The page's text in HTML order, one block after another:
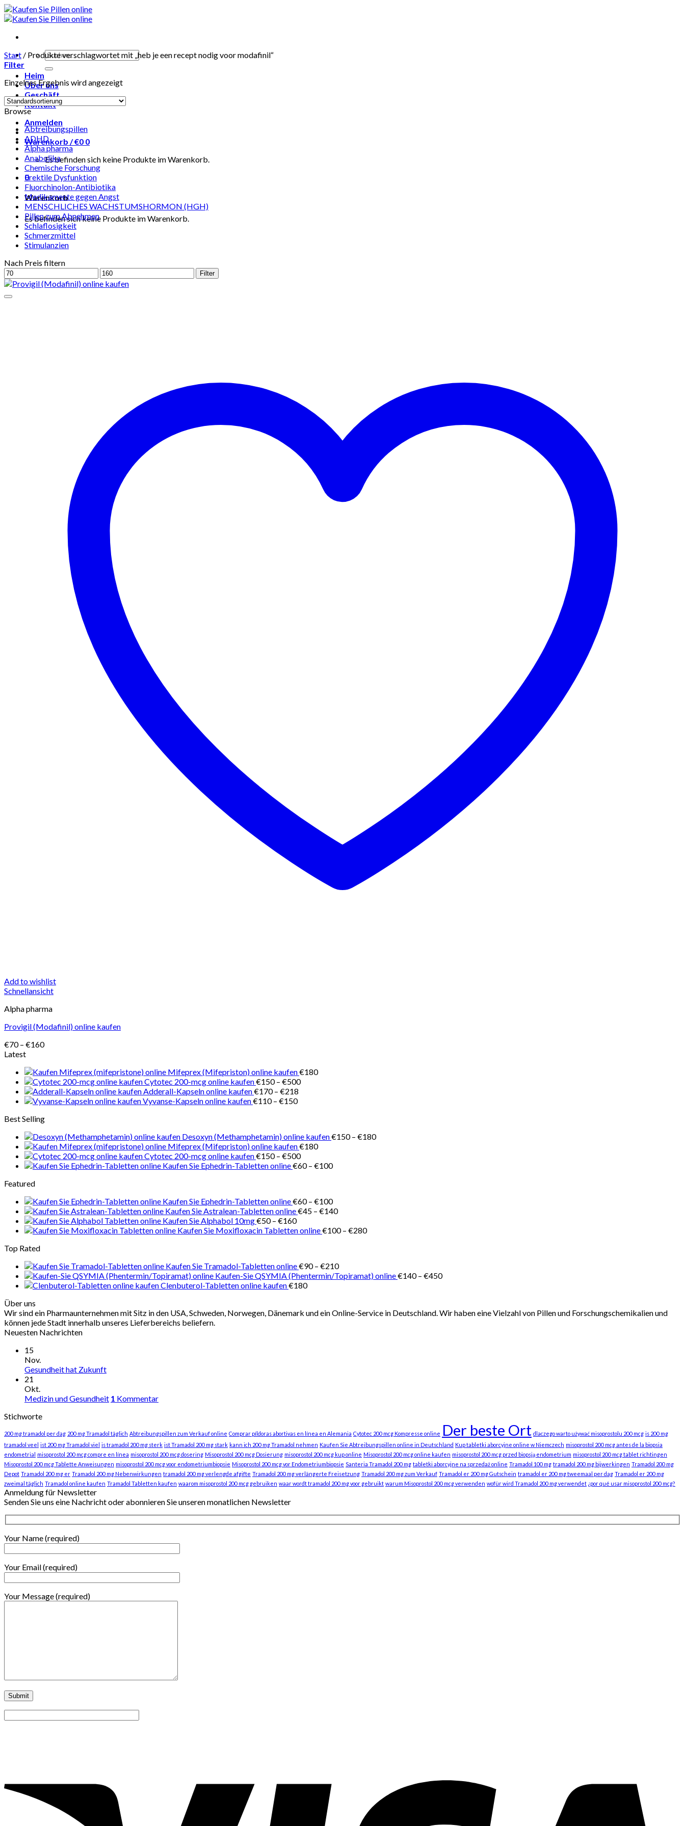
Skip
to
Suchen
nach:
Heim
Über uns
Geschäft
Kontakt
Anmelden
Warenkorb /€0 0
Es befinden sich keine Produkte im Warenkorb.
0
Warenkorb
Es befinden sich keine Produkte im Warenkorb.
Start / Produkte verschlagwortet mit „heb je een recept nodig voor modafinil“
Filter
Einzelnes Ergebnis wird angezeigt
Browse
Abtreibungspillen
ADHD
Alpha pharma
Anabolika
Chemische Forschung
Erektile Dysfunktion
Fluorchinolon-Antibiotika
Medikamente gegen Angst
MENSCHLICHES WACHSTUMSHORMON (HGH)
Pillen zum Abnehmen
Schlaflosigkeit
Schmerzmittel
Stimulanzien
Nach Preis filtern
Min.
Preis
Max.
Preis
Filter
Add to wishlist
Schnellansicht
Alpha pharma
Provigil (Modafinil) online kaufen
€70 – €160Preisspanne:
€160
Latest
Mifeprex (Mifepriston) online kaufen€180
Cytotec 200-mcg online kaufen€150 – €500Preisspanne:
Adderall-Kapseln online kaufen€170 – €218
Vyvanse-Kapseln online kaufen€110 – €150Preisspanne:
Best Selling
Desoxyn (Methamphetamin) online kaufen€150 – €180Preisspanne:
Mifeprex (Mifepriston) online kaufen€180
Cytotec 200-mcg online kaufen€150 – €500Preisspanne:
€150
Kaufen Sie Ephedrin-Tabletten online€60 – €100Preisspanne:
Featured
Kaufen Sie Ephedrin-Tabletten online€60 – €100Preisspanne:
€60
€100
Kaufen Sie Astralean-Tabletten online€45 – €140Preisspanne:
bis
Kaufen Sie Alphabol 10mg€50 – €160Preisspanne:
€50
Kaufen Sie Moxifloxacin Tabletten online€100 – €280Preisspanne:
Top Rated
Kaufen Sie Tramadol-Tabletten online€90 – €210Preisspanne:
€90
Kaufen-Sie QSYMIA (Phentermin/Topiramat) online€140 – €450Preisspanne:
Clenbuterol-Tabletten online kaufen€180
Über uns
Wir sind ein Pharmaunternehmen mit Sitz in den USA, Schweden, Norwegen, Dänemark und ein Online-Service in Deutschland. Wir haben eine Vielzahl von Pillen und Forschungschemikalien und
können jede Stadt innerhalb unseres Lieferbereichs beliefern.
Neuesten Nachrichten
15
Nov.
Gesundheit hat Zukunft
21
Okt.
Medizin und Gesundheit 1 Kommentar
Stichworte
200 mg tramadol per dag 200 mg Tramadol täglich Abtreibungspillen zum Verkauf online Comprar píldoras abortivas en línea en Alemania Cytotec 200 mcg Kompresse online Der beste Ort dlaczego warto używać misoprostolu 200 mcg is 200 mg
tramadol veel ist 200 mg Tramadol viel is tramadol 200 mg sterk ist Tramadol 200 mg stark kann ich 200 mg Tramadol nehmen Kaufen Sie Abtreibungspillen online in Deutschland Kup tabletki aborcyjne online w Niemczech misoprostol 200 mcg antes de la biopsia
endometrial misoprostol 200 mcg compre en línea misoprostol 200 mcg dosering Misoprostol 200 mcg Dosierung misoprostol 200 mcg kup online Misoprostol 200 mcg online kaufen misoprostol 200 mcg przed biopsją endometrium misoprostol 200 mcg tablet richtingen
Misoprostol 200 mcg Tablette Anweisungen misoprostol 200 mcg voor endometriumbiopsie Misoprostol 200 mcg vor Endometriumbiopsie Santeria Tramadol 200 mg tabletki aborcyjne na sprzedaż online Tramadol 100 mg tramadol 200 mg bijwerkingen Tramadol 200 mg
Depot Tramadol 200 mg er Tramadol 200 mg Nebenwirkungen tramadol 200 mg verlengde afgifte Tramadol 200 mg verlängerte Freisetzung Tramadol 200 mg zum Verkauf Tramadol er 200 mg Gutschein tramadol er 200 mg tweemaal per dag Tramadol er 200 mg
zweimal täglich Tramadol online kaufen Tramadol Tabletten kaufen waarom misoprostol 200 mcg gebruiken waar wordt tramadol 200 mg voor gebruikt warum Misoprostol 200 mcg verwenden wofür wird Tramadol 200 mg verwendet ¿por qué usar misoprostol 200 mcg?
Anmeldung für Newsletter
Senden Sie uns eine Nachricht oder abonnieren Sie unseren monatlichen Newsletter
Your Name (required)
Your Email (required)
Your Message (required)